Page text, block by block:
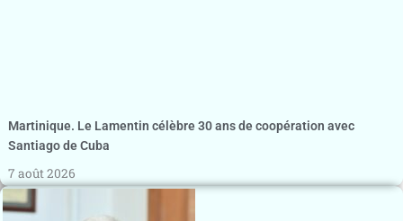
Martinique. Le Lamentin célèbre 30 ans de coopération avec
Santiago de Cuba
7 août 2026